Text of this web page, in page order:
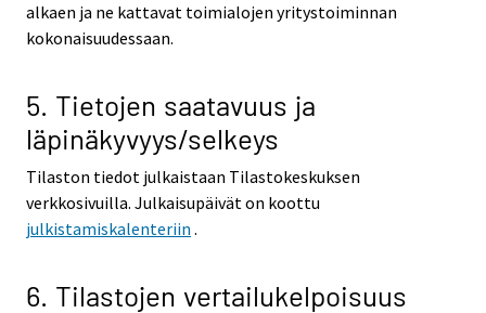
alkaen ja ne kattavat toimialojen yritystoiminnan
kokonaisuudessaan.
5. Tietojen saatavuus ja
läpinäkyvyys/selkeys
Tilaston tiedot julkaistaan Tilastokeskuksen
verkkosivuilla. Julkaisupäivät on koottu
julkistamiskalenteriin .
6. Tilastojen vertailukelpoisuus